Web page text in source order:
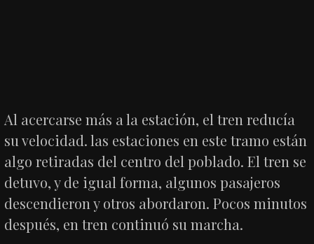
Al acercarse más a la estación, el tren reducía
su velocidad. las estaciones en este tramo están
algo retiradas del centro del poblado. El tren se
detuvo, y de igual forma, algunos pasajeros
descendieron y otros abordaron. Pocos minutos
después, en tren continuó su marcha.